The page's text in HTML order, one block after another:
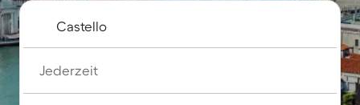
Jederzeit